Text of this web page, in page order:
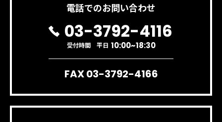
電話でのお問い合わせ
03-3792-4116
受付時間 平日 10:00~18:30
FAX 03-3792-4166